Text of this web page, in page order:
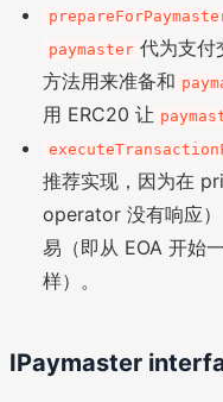
paymaster 代为支付
方法用来准备和
用 ERC20 让
推荐实现，因为在
operator 没有响应）
易（即从 EOA 开始
样）。
IPaymaster